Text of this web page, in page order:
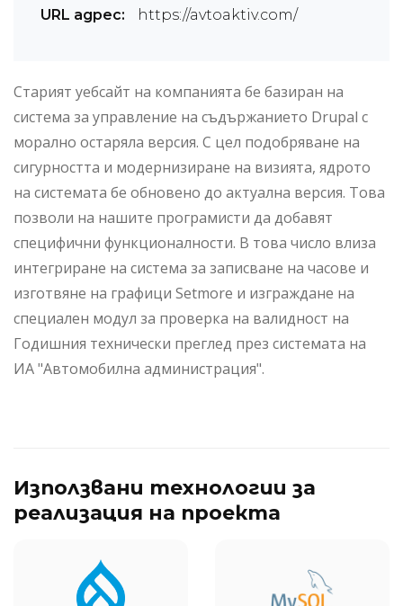
URL адрес:
https://avtoaktiv.com/
Старият уебсайт на компанията бе базиран на
система за управление на съдържанието Drupal с
морално остаряла версия. С цел подобряване на
сигурността и модернизиране на визията, ядрото
на системата бе обновено до актуална версия. Това
позволи на нашите програмисти да добавят
специфични функционалности. В това число влиза
интегриране на система за записване на часове и
изготвяне на графици Setmore и изграждане на
специален модул за проверка на валидност на
Годишния технически преглед през системата на
ИА "Автомобилна администрация".
Използвани технологии за
реализация на проекта